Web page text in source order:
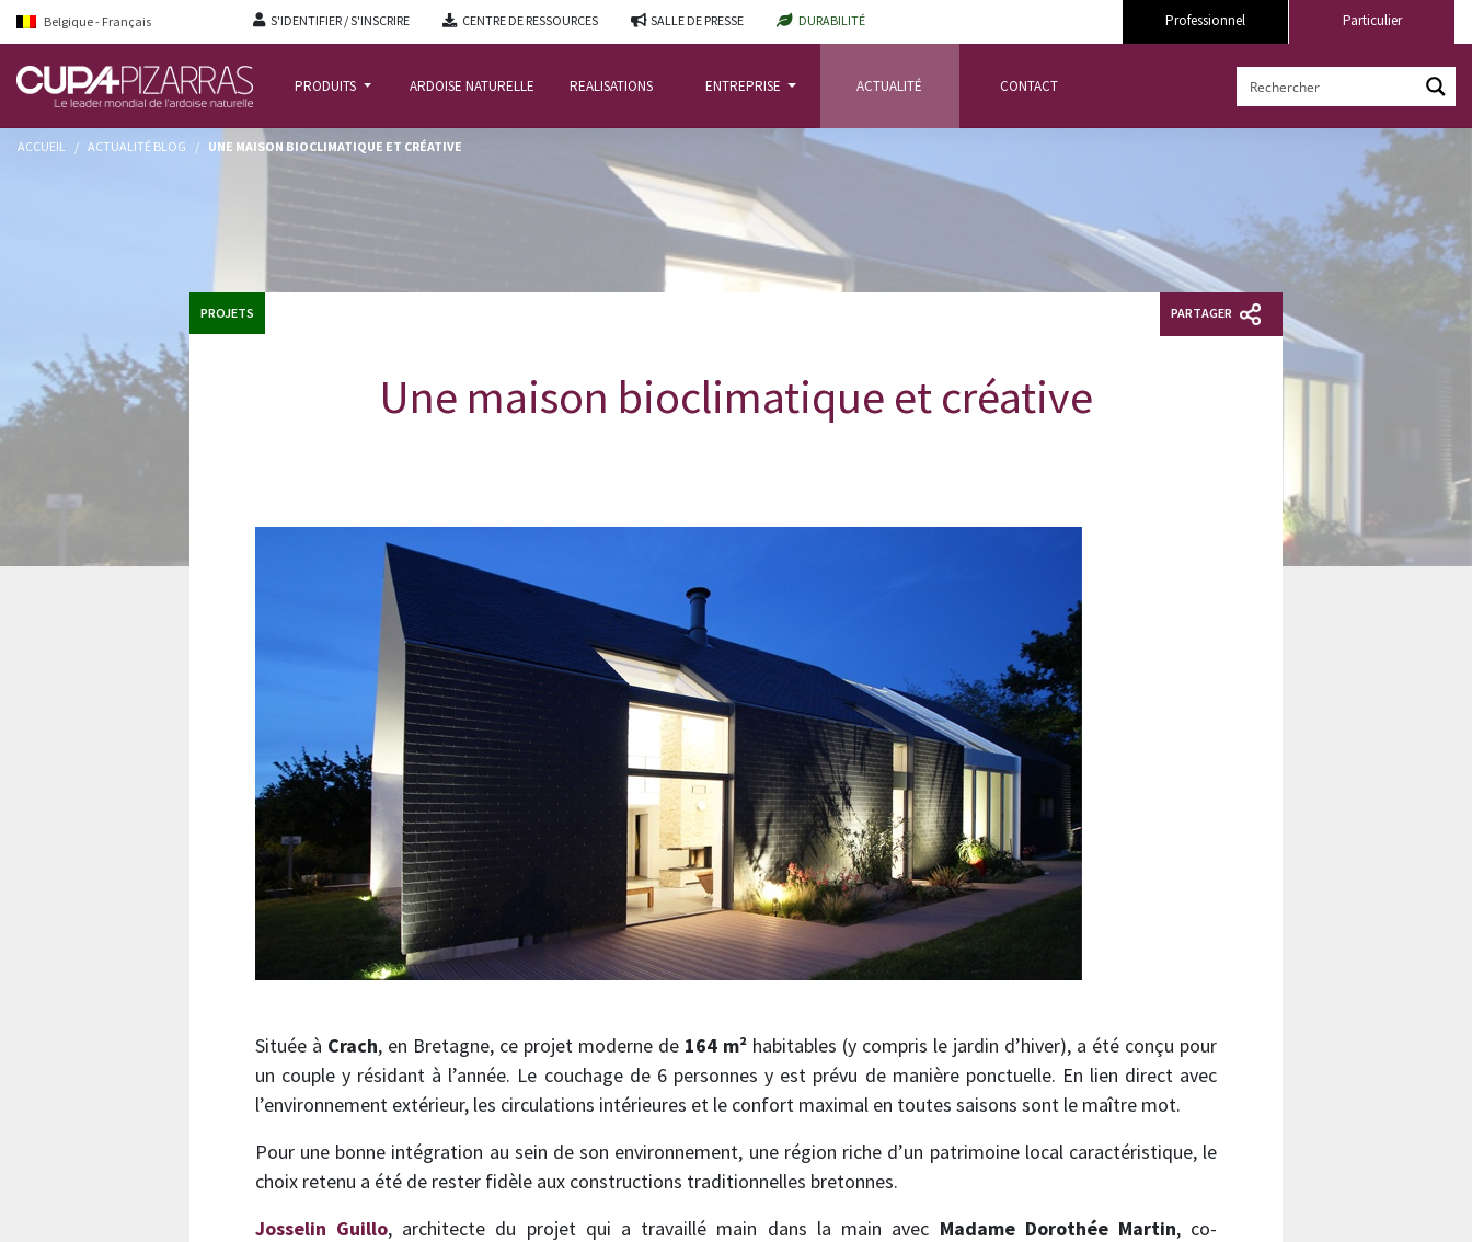
Belgique - Français S'IDENTIFIER / S'INSCRIRE CENTRE DE RESSOURCES SALLE DE PRESSE DURABILITÉ Particulier
Professionnel
PRODUITS ARDOISE NATURELLE REALISATIONS ENTREPRISE ACTUALITÉ CONTACT
ACCUEIL / ACTUALITÉ BLOG / UNE MAISON BIOCLIMATIQUE ET CRÉATIVE
PROJETS PARTAGER
Une maison bioclimatique et créative
Située à Crach, en Bretagne, ce projet moderne de 164 m²habitables (y compris le jardin d’hiver), a été conçu pour
un couple y résidant à l’année. Le couchage de 6 personnes y est prévu de manière ponctuelle. En lien direct avec
l’environnement extérieur, les circulations intérieures et le confort maximal en toutes saisons sont le maître mot.
Pour une bonne intégration au sein de son environnement, une région riche d’un patrimoine local caractéristique, le
choix retenu a été de rester fidèle aux constructions traditionnelles bretonnes.
Josselin Guillo, architecte du projet qui a travaillé main dans la main avec Madame Dorothée Martin, co-